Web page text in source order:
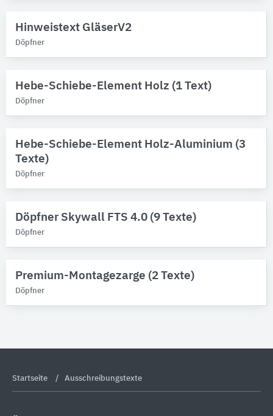
Hinweistext GläserV2
Döpfner
Hebe-Schiebe-Element Holz (1 Text)
Döpfner
Hebe-Schiebe-Element Holz-Aluminium (3
Texte)
Döpfner
Döpfner Skywall FTS 4.0 (9 Texte)
Döpfner
Premium-Montagezarge (2 Texte)
Döpfner
Startseite Ausschreibungstexte